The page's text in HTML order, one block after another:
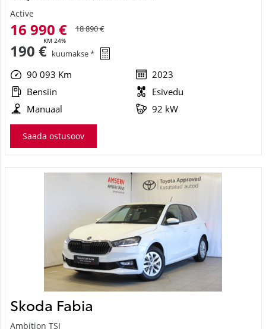
Active
16 990 €
KM 24%
18 890 €
190 € kuumakse *
90 093 Km
2023
Bensiin
Esivedu
Manuaal
92 kW
Saada ostusoov
Skoda Fabia
Ambition TSI